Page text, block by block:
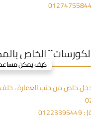
الخاص
كيف يمكن